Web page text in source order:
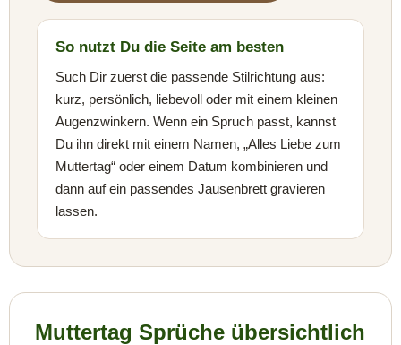
So nutzt Du die Seite am besten
Such Dir zuerst die passende Stilrichtung aus:
kurz, persönlich, liebevoll oder mit einem kleinen
Augenzwinkern. Wenn ein Spruch passt, kannst
Du ihn direkt mit einem Namen, „Alles Liebe zum
Muttertag“ oder einem Datum kombinieren und
dann auf ein passendes Jausenbrett gravieren
lassen.
Muttertag Sprüche übersichtlich